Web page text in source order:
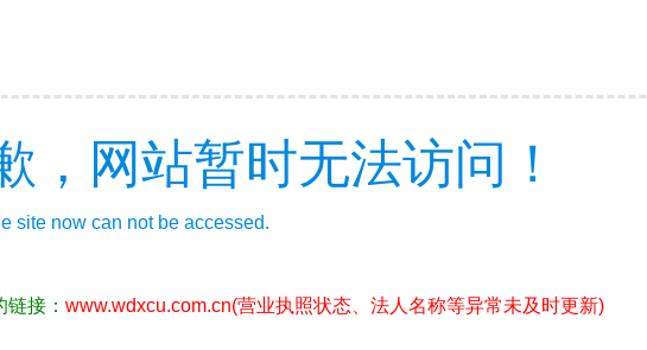
，网站暂时无法访问！
site now can not be accessed.
接： www.wdxcu.com.cn(营业执照状态、法人名称等异常未及时更新)